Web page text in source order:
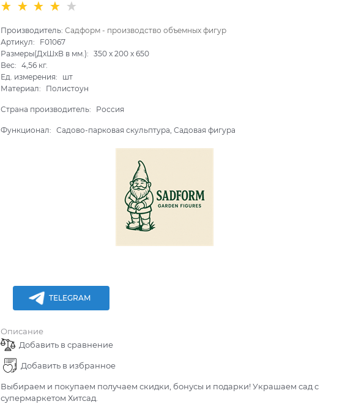
Производитель:Садформ - производство объемных фигур
Артикул:
F01067
Размеры(ДхШхВ в мм.):
350 x200 x650
Вес:
4,56 кг.
Ед. измерения:
шт
Материал:
Полистоун
Страна производитель: Россия
Функционал: Садово-парковая скульптура, Садовая фигура
TELEGRAM
Описание
Добавить в сравнение
Добавить в избранное
Выбираем и покупаем получаем скидки, бонусы и подарки! Украшаем сад с
супермаркетом Хитсад.